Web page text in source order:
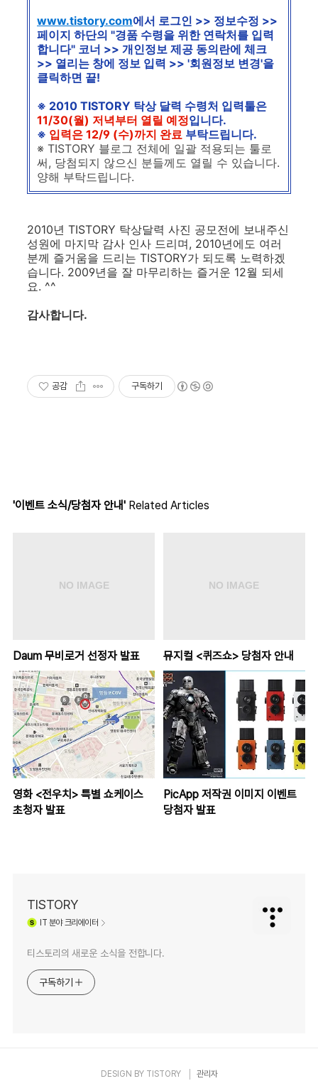
www.tistory.com에서 로그인 >> 정보수정 >>
페이지 하단의 "경품 수령을 위한 연락처를 입력
합니다" 코너 >> 개인정보 제공 동의란에 체크
>> 열리는 창에 정보 입력 >> '회원정보 변경'을
클릭하면 끝!
※ 2010 TISTORY 탁상 달력 수령처 입력툴은
11/30(월) 저녁부터 열릴 예정입니다.
※ 입력은 12/9 (수)까지 완료 부탁드립니다.
※ TISTORY 블로그 전체에 일괄 적용되는 툴로
써, 당첨되지 않으신 분들께도 열릴 수 있습니다.
양해 부탁드립니다.
2010년 TISTORY 탁상달력 사진 공모전에 보내주신
성원에 마지막 감사 인사 드리며, 2010년에도 여러
분께 즐거움을 드리는 TISTORY가 되도록 노력하겠
습니다. 2009년을 잘 마무리하는 즐거운 12월 되세
요. ^^
감사합니다.
공감 구독하기
'이벤트 소식/당첨자 안내' Related Articles
Daum 무비로거 선정자 발표 뮤지컬 <퀴즈쇼> 당첨자 안내
영화 <전우치> 특별 쇼케이스
초청자 발표
PicApp 저작권 이미지 이벤트
당첨자 발표
TISTORY
IT 분야 크리에이터
티스토리의 새로운 소식을 전합니다.
구독하기
DESIGN BY TISTORY 관리자